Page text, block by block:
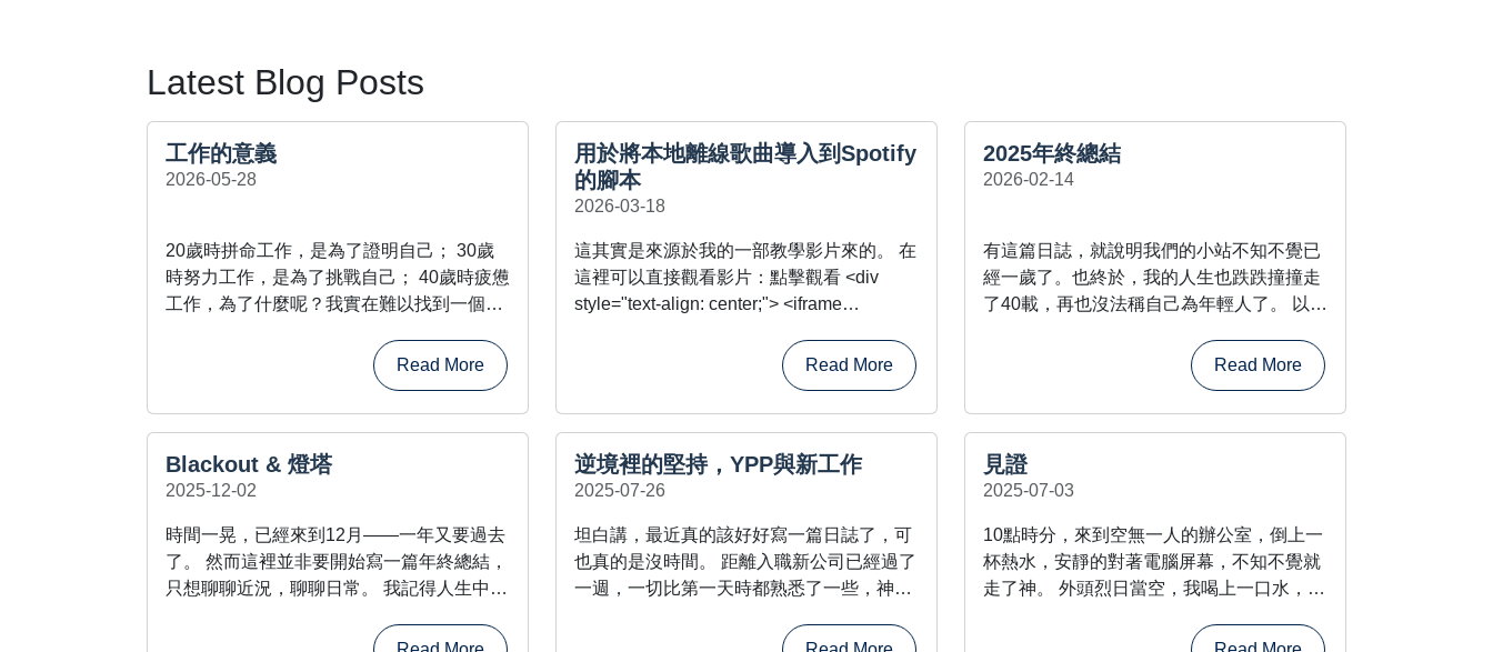
Latest Blog Posts
工作的意義
2026-05-28
20歲時拼命工作，是為了證明自己； 30歲
時努力工作，是為了挑戰自己； 40歲時疲憊
工作，為了什麼呢？我實在難以找到一個合
內心獨白。就像期待能找回人生的意義一
樣，工作本身也需要尋得意義。現階段我能
領悟到的，是生活賦予工作意義，而非工作
賦予生活內涵。 如果......
Read More
用於將本地離線歌曲導入到Spotify
的腳本
2026-03-18
這其實是來源於我的一部教學影片來的。 在
這裡可以直接觀看影片：點擊觀看 <div
style="text-align: center;"> <iframe
Read More
2025年終總結
2026-02-14
有這篇日誌，就說明我們的小站不知不覺已
經一歲了。也終於，我的人生也跌跌撞撞走
了40載，再也沒法稱自己為年輕人了。 以前
對碌碌無為的一聲哀嘆。不論如何，即便對
現在的自己越來越不滿意，對未來也沒那麼
憧憬，總結還是如期而至。 結婚以來頭一回
在老爸這邊過年，不知還......
Read More
Blackout & 燈塔
2025-12-02
時間一晃，已經來到12月——一年又要過去
了。 然而這裡並非要開始寫一篇年終總結，
只想聊聊近況，聊聊日常。 我記得人生中有
許多內斂的宅男一樣，我單身了35年，與父
逆境裡的堅持，YPP與新工作
2025-07-26
坦白講，最近真的該好好寫一篇日誌了，可
也真的是沒時間。 距離入職新公司已經過了
一週，一切比第一天時都熟悉了一些，神經
個Introvert，可這份工作要求我協調各個
見證
2025-07-03
10點時分，來到空無一人的辦公室，倒上一
杯熱水，安靜的對著電腦屏幕，不知不覺就
走了神。 外頭烈日當空，我喝上一口水，吹
前夕，覺得是時候寫點什麽了。誰讓這次